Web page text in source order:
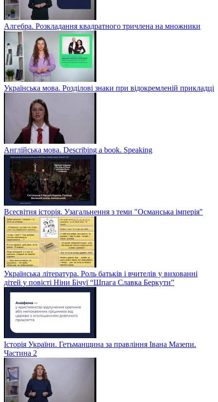
Алгебра. Розкладання квадратного тричлена на множники
Українська мова. Розділові знаки при відокремленій прикладці
Англійська мова. Describing a book. Speaking
Всесвітня історія. Узагальнення з теми "Османська імперія"
Українська література. Роль батьків і вчителів у вихованні
дітей у повісті Ніни Бічуї “Шпага Славка Беркути”
Історія України. Гетьманщина за правління Івана Мазепи.
Частина 2